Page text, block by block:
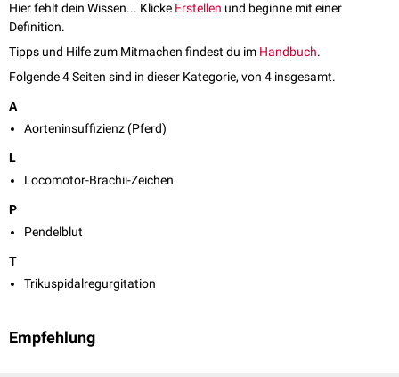
Hier fehlt dein Wissen... Klicke Erstellen und beginne mit einer
Definition.
Tipps und Hilfe zum Mitmachen findest du im Handbuch.
Folgende 4 Seiten sind in dieser Kategorie, von 4 insgesamt.
A
Aorteninsuffizienz (Pferd)
L
Locomotor-Brachii-Zeichen
P
Pendelblut
T
Trikuspidalregurgitation
Empfehlung